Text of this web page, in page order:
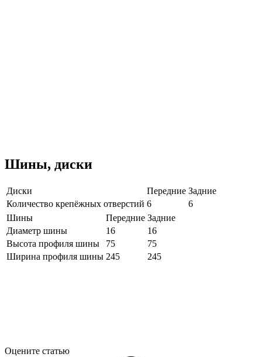
Шины, диски
Диски Передние Задние
Количество крепёжных отверстий 6
6
Шины
Передние Задние
Диаметр шины
16
16
Высота профиля шины
75
75
Ширина профиля шины 245 245
Оцените статью